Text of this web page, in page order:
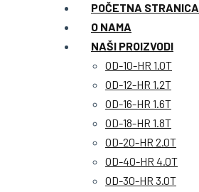
POČETNA STRANICA
O NAMA
NAŠI PROIZVODI
OD-10-HR 1.0T
OD-12-HR 1.2T
OD-16-HR 1.6T
OD-18-HR 1.8T
OD-20-HR 2.0T
OD-40-HR 4.0T
OD-30-HR 3.0T